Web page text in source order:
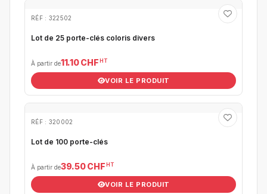
RÉF : 322502
Lot de 25 porte-clés coloris divers
À partir de11.10 CHF HT
VOIR LE PRODUIT
RÉF : 320002
Lot de 100 porte-clés
À partir de39.50 CHF HT
VOIR LE PRODUIT